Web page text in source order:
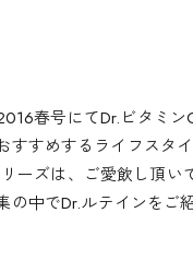
春号にてDr.ビタミ
すすめするライフスタ
リーズは、ご愛飲し頂
の中でDr.ルテインをご